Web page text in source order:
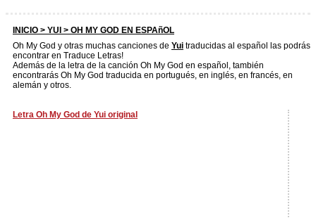
INICIO > YUI > OH MY GOD EN ESPAñOL
Oh My God y otras muchas canciones de Yui traducidas al español las podrás
encontrar en Traduce Letras!
Además de la letra de la canción Oh My God en español, también
encontrarás Oh My God traducida en portugués, en inglés, en francés, en
alemán y otros.
Letra Oh My God de Yui original